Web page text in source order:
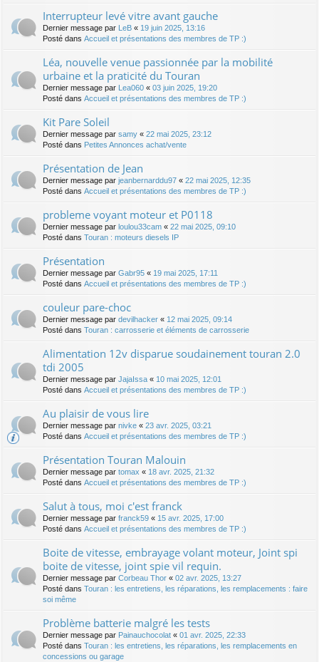
Interrupteur levé vitre avant gauche
Dernier message par LeB « 19 juin 2025, 13:16
Posté dans Accueil et présentations des membres de TP :)
Léa, nouvelle venue passionnée par la mobilité
urbaine et la praticité du Touran
Dernier message par Lea060 « 03 juin 2025, 19:20
Posté dans Accueil et présentations des membres de TP :)
Kit Pare Soleil
Dernier message par samy « 22 mai 2025, 23:12
Posté dans Petites Annonces achat/vente
Présentation de Jean
Dernier message par jeanbernarddu97 « 22 mai 2025, 12:35
Posté dans Accueil et présentations des membres de TP :)
probleme voyant moteur et P0118
Dernier message par loulou33cam « 22 mai 2025, 09:10
Posté dans Touran : moteurs diesels IP
Présentation
Dernier message par Gabr95 « 19 mai 2025, 17:11
Posté dans Accueil et présentations des membres de TP :)
couleur pare-choc
Dernier message par devilhacker « 12 mai 2025, 09:14
Posté dans Touran : carrosserie et éléments de carrosserie
Alimentation 12v disparue soudainement touran 2.0
tdi 2005
Dernier message par JajaIssa « 10 mai 2025, 12:01
Posté dans Accueil et présentations des membres de TP :)
Au plaisir de vous lire
Dernier message par nivke « 23 avr. 2025, 03:21
Posté dans Accueil et présentations des membres de TP :)
Présentation Touran Malouin
Dernier message par tomax « 18 avr. 2025, 21:32
Posté dans Accueil et présentations des membres de TP :)
Salut à tous, moi c'est franck
Dernier message par franck59 « 15 avr. 2025, 17:00
Posté dans Accueil et présentations des membres de TP :)
Boite de vitesse, embrayage volant moteur, Joint spi
boite de vitesse, joint spie vil requin.
Dernier message par Corbeau Thor « 02 avr. 2025, 13:27
Posté dans Touran : les entretiens, les réparations, les remplacements : faire
soi même
Problème batterie malgré les tests
Dernier message par Painauchocolat « 01 avr. 2025, 22:33
Posté dans Touran : les entretiens, les réparations, les remplacements en
concessions ou garage